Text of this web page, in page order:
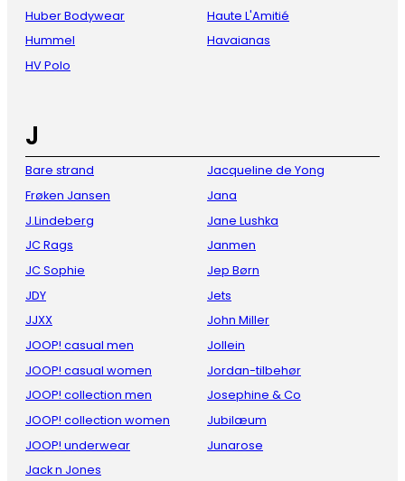
Huber Bodywear
Hummel
HV Polo
Haute L'Amitié
Havaianas
J
Bare strand
Frøken Jansen
J.Lindeberg
JC Rags
JC Sophie
JDY
JJXX
JOOP! casual men
JOOP! casual women
JOOP! collection men
JOOP! collection women
JOOP! underwear
Jack n Jones
Jacqueline de Yong
Jana
Jane Lushka
Janmen
Jep Børn
Jets
John Miller
Jollein
Jordan-tilbehør
Josephine & Co
Jubilæum
Junarose